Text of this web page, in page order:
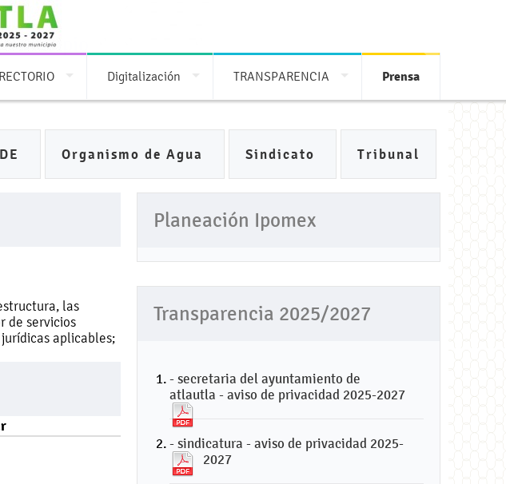
Digitalización TRANSPARENCIA Prensa
Organismo de Agua Sindicato Tribunal
las
de servicios
aplicables;
Planeación Ipomex
Transparencia 2025/2027
- secretaria del ayuntamiento de
atlautla - aviso de privacidad 2025-2027
- sindicatura - aviso de privacidad 2025-
2027